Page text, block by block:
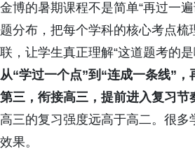
金博的暑期课程不是简单“再过一
题分布，把每个学科的核心考点
联，让学生真正理解“这道题考的
从“学过一个点”到“连成一条线”，
第三，衔接高三，提前进入复习节
高三的复习强度远高于高二。很
效果。